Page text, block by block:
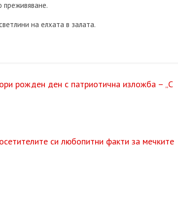
преживяване.
на елхата в залата.
рожден ден с патриотична изложба – „С
си любопитни факти за мечките